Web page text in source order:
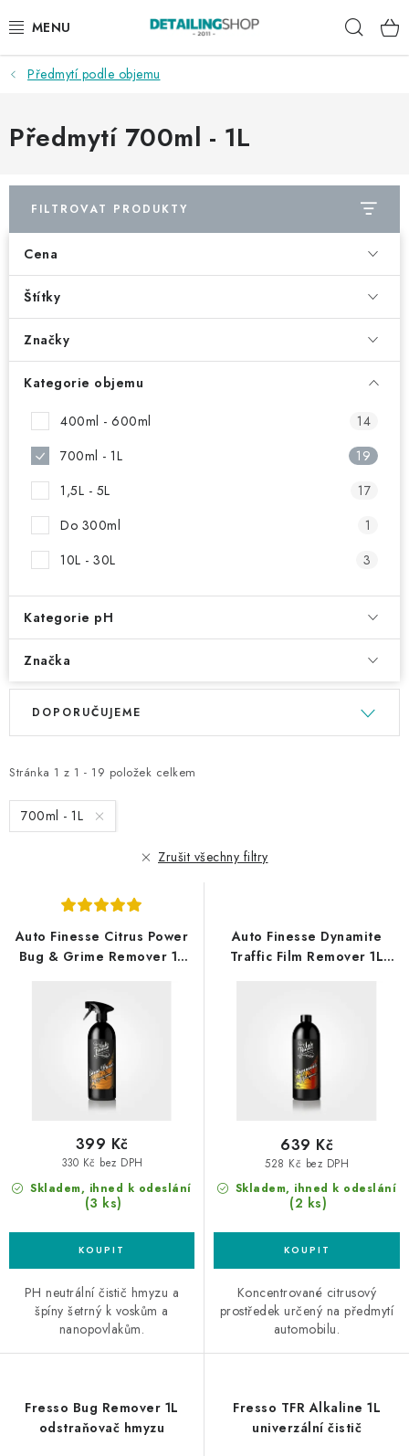
na
AKCE
NOVINKY
DÁRKOVÉ SADY A POUKAZY
ČLÁNKY
NAŠE SLUŽBY
KONTAKTY
PRODÁVANÉ ZNAČKY
BYDLENÍ
Předmytí podle objemu
Předmytí 700ml - 1L
FILTROVAT PRODUKTY
Cena
Štítky
Značky
Kategorie objemu
400ml - 600ml
14
700ml - 1L
19
1,5L - 5L
17
Do 300ml
1
10L - 30L
3
Kategorie pH
Značka
V
i
s
p
u
k
Stránka 1 z 1 - 19 položek celkem
Ř
e
n
í
d
u
DOPORUČUJEME
700ml - 1L
Zrušit všechny filtry
Auto Finesse Citrus Power
Bug & Grime Remover 1L
hmyzu a špíny
Skladem, ihned k odeslání
(3 ks)
330 Kč bez DPH
399 Kč
PH neutrální čistič hmyzu a
špíny šetrný k voskům a
nanopovlakům.
Auto Finesse Dynamite
Traffic Film Remover 1L
Skladem, ihned k odeslání
(2 ks)
528 Kč bez DPH
639 Kč
Koncentrované citrusový
prostředek určený na předmytí
automobilu.
Fresso Bug Remover 1L
odstraňovač hmyzu
Fresso TFR Alkaline 1L
univerzální čistič